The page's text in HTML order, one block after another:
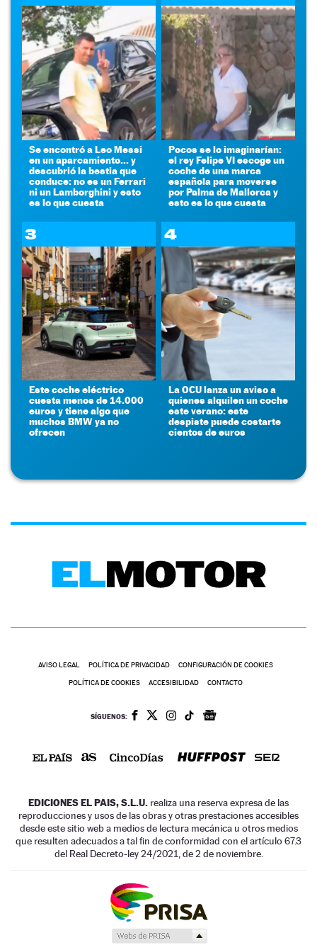
Se encontró a Leo Messi
en un aparcamiento... y
descubrió la bestia que
conduce: no es un Ferrari
ni un Lamborghini y esto
es lo que cuesta
Pocos se lo imaginarían:
el rey Felipe VI escoge un
coche de una marca
española para moverse
por Palma de Mallorca y
esto es lo que cuesta
3
Este coche eléctrico
cuesta menos de 14.000
euros y tiene algo que
muchos BMW ya no
ofrecen
4
La OCU lanza un aviso a
quienes alquilen un coche
este verano: este
despiste puede costarte
cientos de euros
AVISO LEGAL POLÍTICA DE PRIVACIDAD CONFIGURACIÓN DE COOKIES
POLÍTICA DE COOKIES ACCESIBILIDAD CONTACTO
SÍGUENOS:
EDICIONES EL PAIS, S.L.U. realiza una reserva expresa de las
reproducciones y usos de las obras y otras prestaciones accesibles
desde este sitio web a medios de lectura mecánica u otros medios
que resulten adecuados a tal fin de conformidad con el artículo 67.3
del Real Decreto-ley 24/2021, de 2 de noviembre.